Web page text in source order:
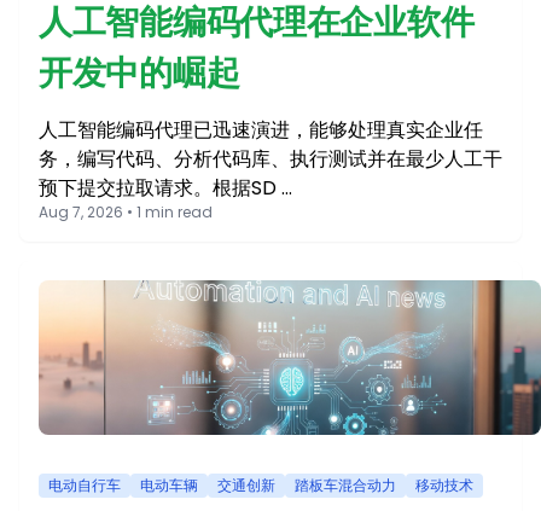
人工智能编码代理在企业软件
开发中的崛起
人工智能编码代理已迅速演进，能够处理真实企业任
务，编写代码、分析代码库、执行测试并在最少人工干
预下提交拉取请求。根据SD …
Aug 7, 2026 • 1 min read
电动自行车 电动车辆 交通创新 踏板车混合动力 移动技术